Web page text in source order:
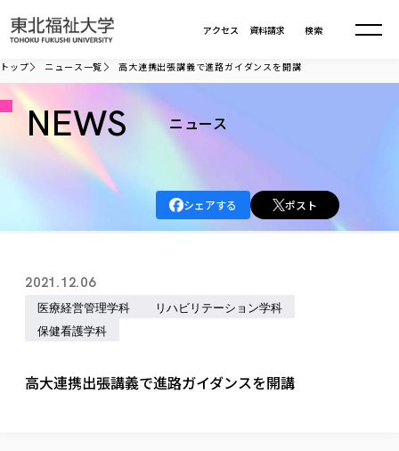
資料請求
アクセス 検索
大学について
建学の精神・教育の理念
学長室の窓
各種方針
大学の概要
大学の歩み
学則
大学の取り組み
大学の取り組み
カリキュラム編成ガイドライン
情報公開
学部・大学院
学部・大学院TOP
社会福祉学科
福祉行政学科
共生まちづくり学部
共生まちづくり学部
共生まちづくり学科
教育学部
入学試験
就職状況
課外活動
課外活動 TOP
国際交流
トップ ニュース一覧 高大連携出張講義で進路ガイダンスを開講
NEWS ニュース
シェアする ポスト
2021.12.06
医療経営管理学科
リハビリテーション学科
保健看護学科
高大連携出張講義で進路ガイダンスを開講